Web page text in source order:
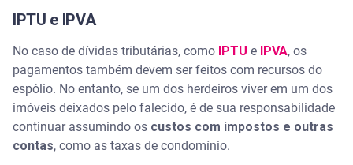
IPTU e IPVA
No caso de dívidas tributárias, como IPTU e IPVA, os
pagamentos também devem ser feitos com recursos do
espólio. No entanto, se um dos herdeiros viver em um dos
imóveis deixados pelo falecido, é de sua responsabilidade
continuar assumindo os custos com impostos e outras
contas, como as taxas de condomínio.